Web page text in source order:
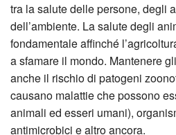
tra la salute delle persone, degli
dell’ambiente. La salute degli
fondamentale affinché
a sfamare il mondo. Mantenere
anche il rischio di patogeni
causano malattie che possono
animali ed esseri umani),
antimicrobici e altro ancora.